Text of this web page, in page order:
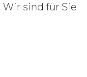
sind für Sie